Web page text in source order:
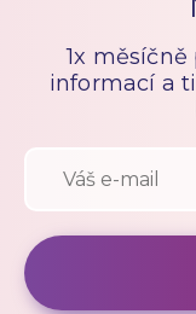
1x
informací a